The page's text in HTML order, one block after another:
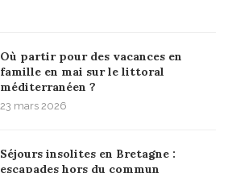
Où partir pour des vacances en
famille en mai sur le littoral
méditerranéen ?
23 mars 2026
Séjours insolites en Bretagne :
escapades hors du commun